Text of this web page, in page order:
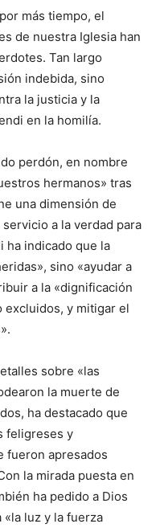
más tiempo, el
de nuestra Iglesia han
Tan largo
indebida, sino
la justicia y la
en la homilía.
perdón, en nombre
hermanos» tras
una dimensión de
a la verdad para
ha indicado que la
sino «ayudar a
a la «dignificación
excluidos, y mitigar el
sobre «las
la muerte de
ha destacado que
feligreses y
fueron apresados
la mirada puesta en
ha pedido a Dios
«la luz y la fuerza